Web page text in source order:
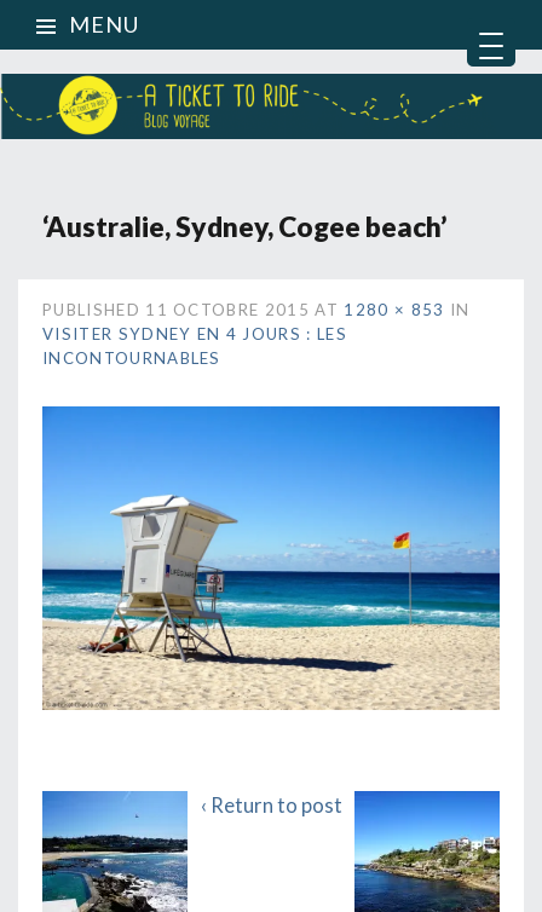
MENU
‘Australie, Sydney, Cogee beach’
PUBLISHED 11 OCTOBRE 2015 AT 1280 × 853 IN
VISITER SYDNEY EN 4 JOURS : LES
INCONTOURNABLES
‹ Return to post